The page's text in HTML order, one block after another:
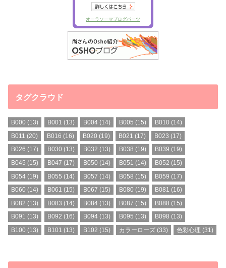
タグクラウド
B000 (13) B001 (13) B004(14) B005 (15) B010 (14)
B011 (20) B016 (16) B020 (19) B021 (17) B023 (17)
B026 (17) B030 (13) B032 (13) B038 (19) B039 (19)
B045 (15) B047 (17) B050 (14) B051 (14) B052 (15)
B054 (19) B055 (14) B057 (14) B058 (15) B059 (17)
B060 (14) B061 (15) B067 (15) B080 (19) B081 (16)
B082 (13) B083 (14) B084(13) B087 (15) B088 (15)
B091 (13) B092 (16) B094(13) B095 (13) B098 (13)
B100 (13) B101 (13) B102 (15) カラーローズ (33) 色彩心理 (31)